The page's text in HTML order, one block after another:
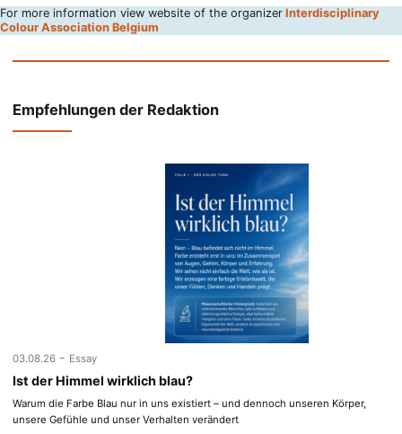
For more information view website of the organizer Interdisciplinary
Colour Association Belgium
Empfehlungen der Redaktion
03.08.26 - Essay
Ist der Himmel wirklich blau?
Warum die Farbe Blau nur in uns existiert – und dennoch unseren Körper,
unsere Gefühle und unser Verhalten verändert